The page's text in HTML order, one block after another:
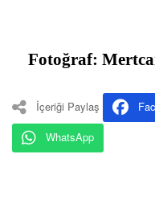
Fotoğraf:
İçeriği Paylaş
WhatsApp